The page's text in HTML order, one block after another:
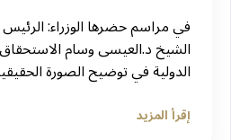
في مراسم حضرها الوزراء: الرئيس
الشيخ د.العيسى وسام
الدولية في توضيح الصورة
إقرأ المزيد